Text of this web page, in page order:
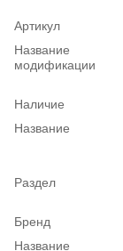
Артикул
Название
модификации
Наличие
Название
Раздел
Бренд
Название